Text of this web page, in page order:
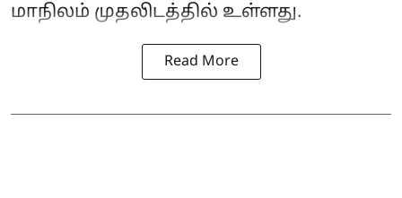
மாநிலம் முதலிடத்தில் உள்ளது.
Read More